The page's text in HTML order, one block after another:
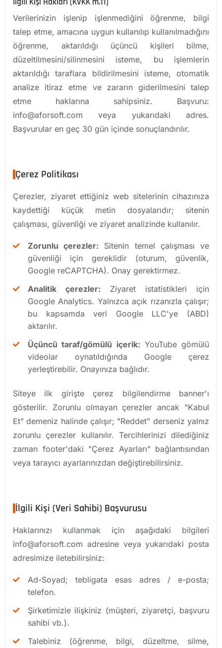
Verilerinizin işlenip işlenmediğini öğrenme, bilgi
talep etme, amacına uygun kullanılıp kullanılmadığını
öğrenme, aktarıldığı üçüncü kişileri bilme,
düzeltilmesini/silinmesini isteme, bu işlemlerin
aktarıldığı taraflara bildirilmesini isteme, otomatik
analize itiraz etme ve zararın giderilmesini talep
etme haklarına sahipsiniz. Başvuru:
info@aforsoft.com veya yukarıdaki adres.
Başvurular en geç 30 gün içinde sonuçlandırılır.
Çerez Politikası
Çerezler, ziyaret ettiğiniz web sitelerinin cihazınıza
kaydettiği küçük metin dosyalarıdır; sitenin
çalışması, güvenliği ve ziyaret analizinde kullanılır.
Zorunlu çerezler: Sitenin temel çalışması ve
güvenliği için gereklidir (oturum, güvenlik,
Google reCAPTCHA). Onay gerektirmez.
Analitik çerezler: Ziyaret istatistikleri için
Google Analytics. Yalnızca açık rızanızla çalışır;
bu kapsamda veri Google LLC'ye (ABD)
aktarılır.
Üçüncü taraf/gömülü içerik: YouTube gömülü
videolar oynatıldığında Google çerez
yerleştirebilir. Onayınıza bağlıdır.
Siteye ilk girişte çerez bilgilendirme banner'ı
gösterilir. Zorunlu olmayan çerezler ancak "Kabul
Et" demeniz halinde çalışır; "Reddet" derseniz yalnız
zorunlu çerezler kullanılır. Tercihlerinizi dilediğiniz
zaman footer'daki "Çerez Ayarları" bağlantısından
veya tarayıcı ayarlarınızdan değiştirebilirsiniz.
İlgili Kişi (Veri Sahibi) Başvurusu
Haklarınızı kullanmak için aşağıdaki bilgileri
info@aforsoft.com adresine veya yukarıdaki posta
adresimize iletebilirsiniz:
Ad-Soyad; tebligata esas adres / e-posta;
telefon.
Şirketimizle ilişkiniz (müşteri, ziyaretçi, başvuru
sahibi vb.).
Talebiniz (öğrenme, bilgi, düzeltme, silme,